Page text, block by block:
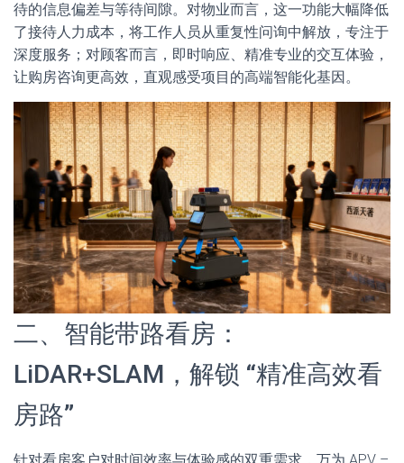
待的信息偏差与等待间隙。对物业而言，这一功能大幅降低
了接待人力成本，将工作人员从重复性问询中解放，专注于
深度服务；对顾客而言，即时响应、精准专业的交互体验，
让购房咨询更高效，直观感受项目的高端智能化基因。
二、智能带路看房：
LiDAR+SLAM，解锁 “精准高效看
房路”